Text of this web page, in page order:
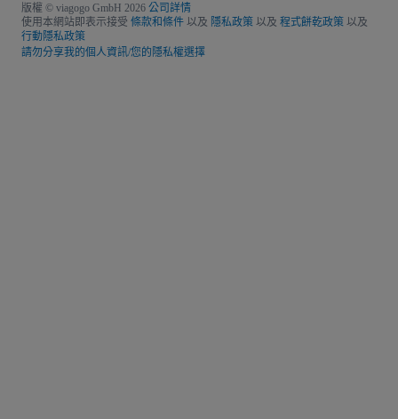
版權 © viagogo GmbH 2026 公司詳情
使用本網站即表示接受 條款和條件 以及 隱私政策 以及 程式餅乾政策 以及
行動隱私政策
請勿分享我的個人資訊/您的隱私權選擇